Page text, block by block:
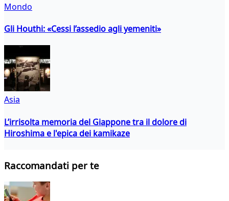
Mondo
Gli Houthi: «Cessi l’assedio agli yemeniti»
Asia
L’irrisolta memoria del Giappone tra il dolore di
Hiroshima e l'epica dei kamikaze
Raccomandati per te